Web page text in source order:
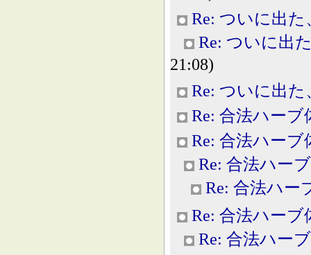
Re: ついに出
Re: ついに出
21:08)
Re: ついに出
Re: 合法ハーブ
Re: 合法ハーブ
Re: 合法ハー
Re: 合法ハー
Re: 合法ハーブ
Re: 合法ハー